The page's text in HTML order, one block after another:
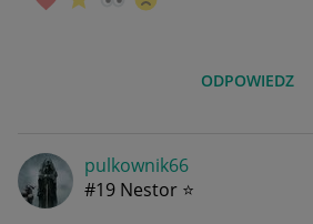
ODPOWIEDZ
pulkownik66
#19 Nestor ⭐